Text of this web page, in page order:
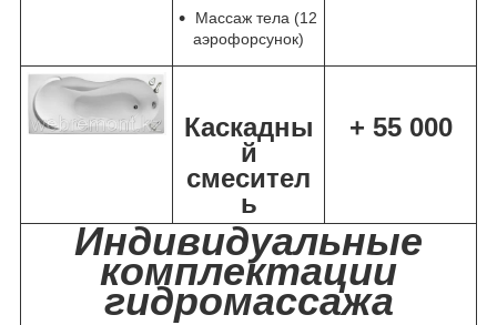
Массаж тела (12
аэрофорсунок)
Каскадны
й
смесител
ь
+ 55 000
Индивидуальные
комплектации
гидромассажа